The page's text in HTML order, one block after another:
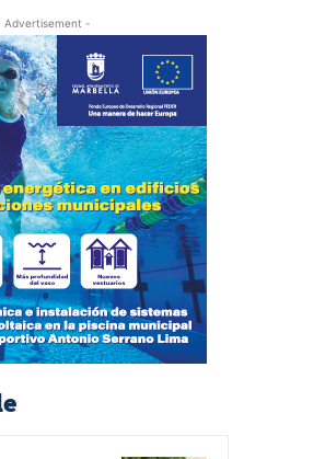
Advertisement -